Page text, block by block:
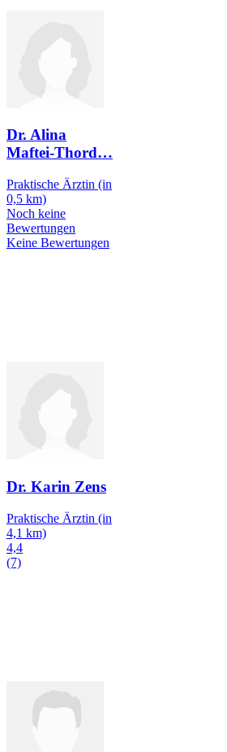
Dr. Alina
Maftei-Thord…
Praktische Ärztin (in
0,5 km)
Noch keine
Bewertungen
Keine Bewertungen
Dr. Karin Zens
Praktische Ärztin (in
4,1 km)
4,4
(7)